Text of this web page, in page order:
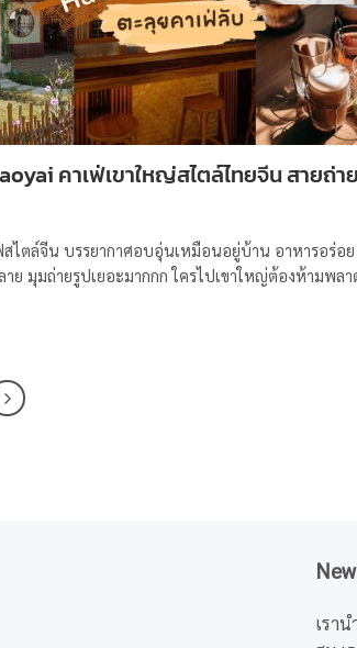
คาเฟ่เขาใหญ่สไตล์ไทยจีน สายถ่า
สไตล์จีน บรรยากาศอบอุ่นเหมือนอยู่บ้าน อาหารอร่อย
ย มุมถ่ายรูปเยอะมากกก ใครไปเขาใหญ่ต้องห้ามพลา
เรา